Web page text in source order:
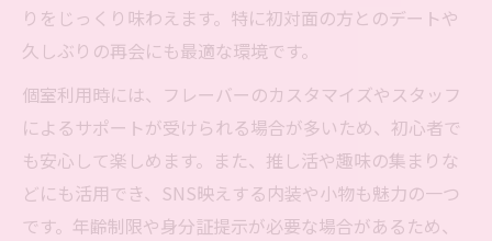
りをじっくり味わえます。特に初対面の方とのデートや
久しぶりの再会にも最適な環境です。
個室利用時には、フレーバーのカスタマイズやスタッフ
によるサポートが受けられる場合が多いため、初心者で
も安心して楽しめます。また、推し活や趣味の集まりな
どにも活用でき、SNS映えする内装や小物も魅力の一つ
です。年齢制限や身分証提示が必要な場合があるため、